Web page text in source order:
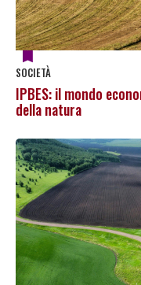
SOCIETÀ
IPBES: il mondo
della natura